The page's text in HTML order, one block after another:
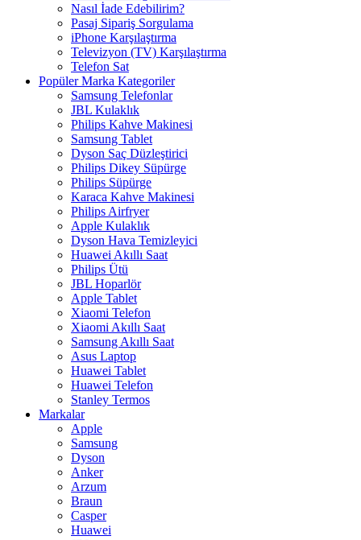
Nasıl İade Edebilirim?
Pasaj Sipariş Sorgulama
iPhone Karşılaştırma
Televizyon (TV) Karşılaştırma
Telefon Sat
Popüler Marka Kategoriler
Samsung Telefonlar
JBL Kulaklık
Philips Kahve Makinesi
Samsung Tablet
Dyson Saç Düzleştirici
Philips Dikey Süpürge
Philips Süpürge
Karaca Kahve Makinesi
Philips Airfryer
Apple Kulaklık
Dyson Hava Temizleyici
Huawei Akıllı Saat
Philips Ütü
JBL Hoparlör
Apple Tablet
Xiaomi Telefon
Xiaomi Akıllı Saat
Samsung Akıllı Saat
Asus Laptop
Huawei Tablet
Huawei Telefon
Stanley Termos
Markalar
Apple
Samsung
Dyson
Anker
Arzum
Braun
Casper
Huawei